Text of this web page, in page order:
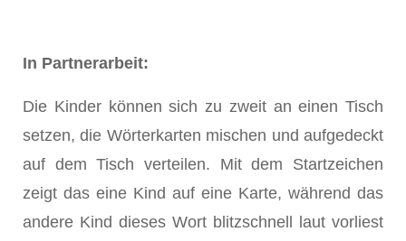
In Partnerarbeit:
Die Kinder können sich zu zweit an einen Tisch
setzen, die Wörterkarten mischen und aufgedeckt
auf dem Tisch verteilen. Mit dem Startzeichen
zeigt das eine Kind auf eine Karte, während das
andere Kind dieses Wort blitzschnell laut vorliest